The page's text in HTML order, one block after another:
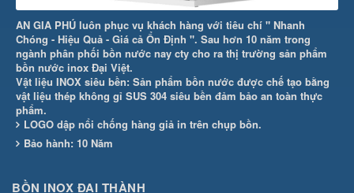
AN GIA PHÚ luôn phục vụ khách hàng với tiêu chí " Nhanh
Chóng - Hiệu Quả - Giá cả Ổn Định ". Sau hơn 10 năm trong
ngành phân phối bồn nước nay cty cho ra thị trường sản phẩm
bồn nước inox Đại Việt.
Vật liệu INOX siêu bền: Sản phẩm bồn nước được chế tạo bằng
vật liệu thép không gỉ SUS 304 siêu bền đảm bảo an toàn thực
phẩm.
LOGO dập nổi chống hàng giả in trên chụp bồn.
Bảo hành: 10 Năm
BỒN INOX ĐẠI THÀNH